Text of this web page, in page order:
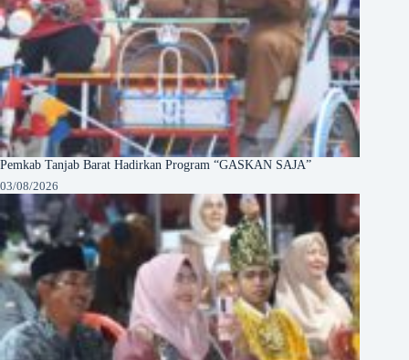
Pemkab Tanjab Barat Hadirkan Program “GASKAN SAJA”
03/08/2026